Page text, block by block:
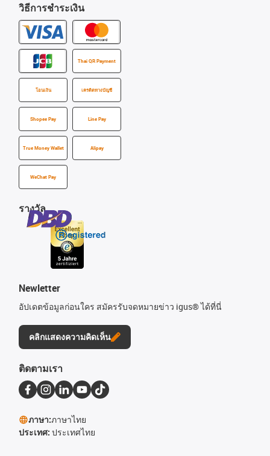
วิธีการชำระเงิน
Thai QR Payment
โอนเงิน เครดิตทางบัญชี
Shopee Pay Line Pay
True Money Wallet Alipay
WeChat Pay
รางวัล
Newletter
อัปเดตข้อมูลก่อนใคร สมัครรับจดหมายข่าว igus® ได้ที่นี่
คลิกแสดงความคิดเห็น
ติดตามเรา
ภาษา:ภาษาไทย
ประเทศ: ประเทศไทย